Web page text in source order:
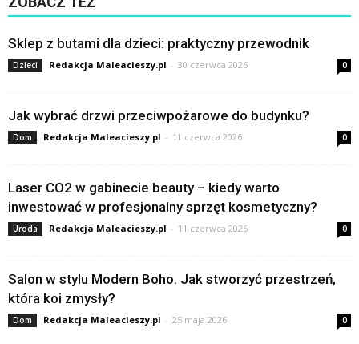
Sklep z butami dla dzieci: praktyczny przewodnik
Dzieci Redakcja Maleacieszy.pl - 30 czerwca 2026 0
Jak wybrać drzwi przeciwpożarowe do budynku?
Dom Redakcja Maleacieszy.pl - 11 czerwca 2026 0
Laser CO2 w gabinecie beauty – kiedy warto
inwestować w profesjonalny sprzęt kosmetyczny?
Uroda Redakcja Maleacieszy.pl - 11 czerwca 2026 0
Salon w stylu Modern Boho. Jak stworzyć przestrzeń,
która koi zmysły?
Dom Redakcja Maleacieszy.pl - 25 maja 2026 0